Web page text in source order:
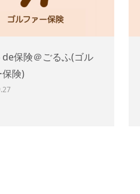
de保険＠ごるふ(ゴル
険)